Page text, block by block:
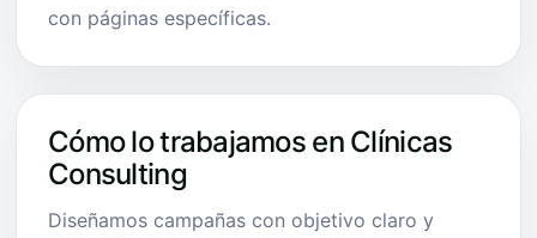
con páginas específicas.
Cómo lo trabajamos en Clínicas
Consulting
Diseñamos campañas con objetivo claro y